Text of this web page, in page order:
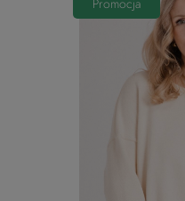
Promocja